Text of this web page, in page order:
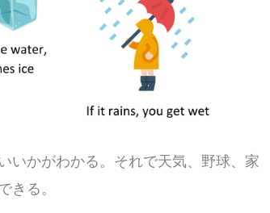
いかがわかる。それで天気、野球、家
きる。